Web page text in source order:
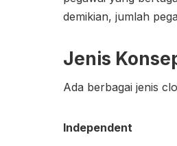
demikian, jumlah
Jenis
Ada berbagai jenis
Independent